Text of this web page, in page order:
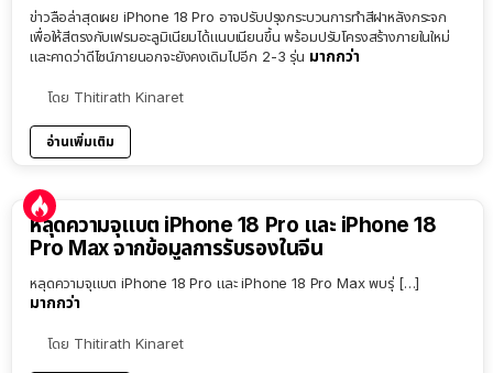
ข่าวลือล่าสุดเผย iPhone 18 Pro อาจปรับปรุงกระบวนการทำสีฝาหลังกระจก
เพื่อให้สีตรงกับเฟรมอะลูมิเนียมได้แนบเนียนขึ้น พร้อมปรับโครงสร้างภายในใหม่
และคาดว่าดีไซน์ภายนอกจะยังคงเดิมไปอีก 2-3 รุ่น มากกว่า
โดย Thitirath Kinaret
อ่านเพิ่มเติม
หลุดความจุแบต iPhone 18 Pro และ iPhone 18
Pro Max จากข้อมูลการรับรองในจีน
หลุดความจุแบต iPhone 18 Pro และ iPhone 18 Pro Max พบรุ่ […]
มากกว่า
โดย Thitirath Kinaret